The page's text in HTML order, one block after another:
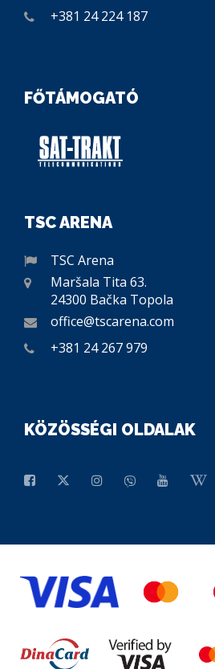
+381 24 224 187
FŐTÁMOGATÓ
TSC ARENA
TSC Arena
Maršala Tita 63.
24300 Bačka Topola
office@tscarena.com
+381 24 267 979
KÖZÖSSÉGI OLDALAK